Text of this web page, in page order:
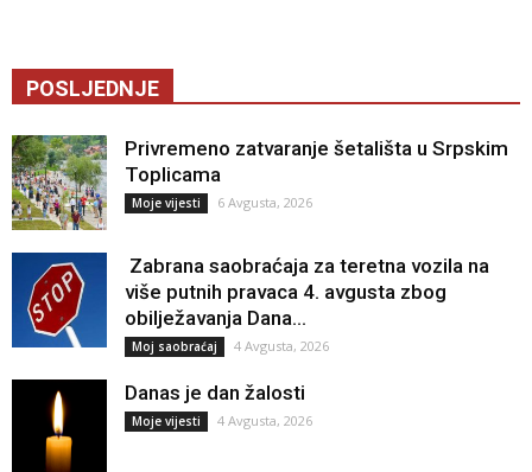
POSLJEDNJE
Privremeno zatvaranje šetališta u Srpskim
Toplicama
Moje vijesti 6 Avgusta, 2026
Zabrana saobraćaja za teretna vozila na
više putnih pravaca 4. avgusta zbog
obilježavanja Dana...
Moj saobraćaj 4 Avgusta, 2026
Danas je dan žalosti
Moje vijesti 4 Avgusta, 2026